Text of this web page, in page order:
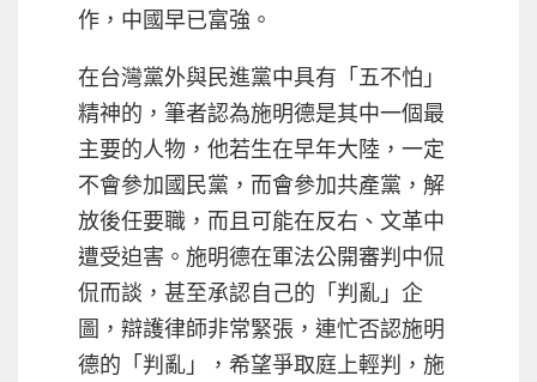
作，中國早已富強。
在台灣黨外與民進黨中具有「五不怕」
精神的，筆者認為施明德是其中一個最
主要的人物，他若生在早年大陸，一定
不會參加國民黨，而會參加共產黨，解
放後任要職，而且可能在反右、文革中
遭受迫害。施明德在軍法公開審判中侃
侃而談，甚至承認自己的「判亂」企
圖，辯護律師非常緊張，連忙否認施明
德的「判亂」，希望爭取庭上輕判，施